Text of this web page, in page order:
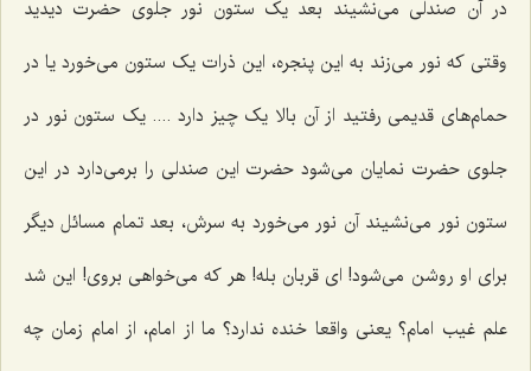
در آن صندلی می‌نشیند بعد یک ستون نور جلوی حضرت دیدید
وقتی که نور می‌زند به این پنجره، این ذرات یک ستون می‌خورد یا در
حمام‌های قدیمی رفتید از آن بالا یک چیز دارد .... یک ستون نور در
جلوی حضرت نمایان می‌شود حضرت این صندلی را برمی‌دارد در این
ستون نور می‌نشیند آن نور می‌خورد به سرش، بعد تمام مسائل دیگر
برای او روشن می‌شود! ای قربان بله! هر که می‌خواهی بروی! این شد
علم غیب امام؟ یعنی واقعا خنده ندارد؟ ما از امام، از امام زمان چه